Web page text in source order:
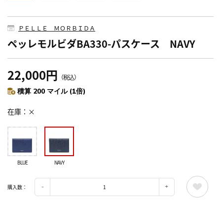
ＰＥＬＬＥ ＭＯＲＢＩＤＡ
ペッレモルビダBA330-パスケース NAVY
22,000円 （税込）
積算 200 マイル (1倍)
在庫 ×
BLUE NAVY
購入数：